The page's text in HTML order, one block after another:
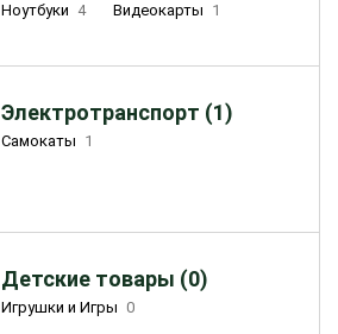
Ноутбуки 4 Видеокарты 1
Электротранспорт (1)
Самокаты 1
Детские товары (0)
Игрушки и Игры 0